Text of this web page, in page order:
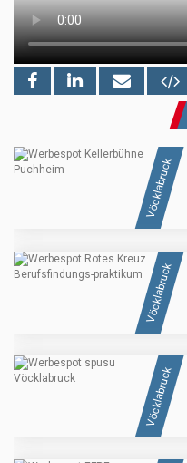
Vöcklabruck
Vöcklabruck
Vöcklabruck